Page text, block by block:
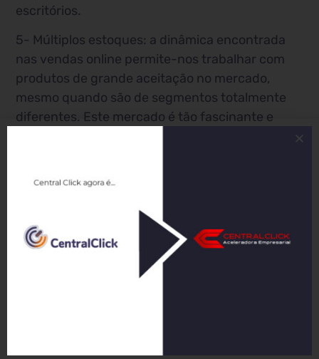
escritórios.
5- Múltiplos estoques: a dinâmica encontrada
nas vendas online permite-nos trabalhar com
produtos de grande aceitação no mercado,
mesmo quando são de segmentos totalmente
diferentes. Este mercado é tão fascinante e
online e fazer promoções relâmpago é de uma
simplicidade inimaginável quando comparados
com os negócios tradicionais. Mostrar sua loja
para pessoas em todo mundo e fazê-la ficar